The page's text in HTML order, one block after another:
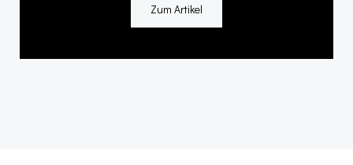
Zum Artikel